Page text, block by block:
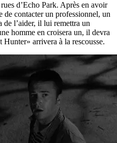
d’Echo Park. Après en avoir
de contacter un professionnel, un
l’aider, il lui remettra un
homme en croisera un, il devra
arrivera à la rescousse.